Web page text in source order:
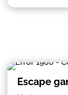
Escape